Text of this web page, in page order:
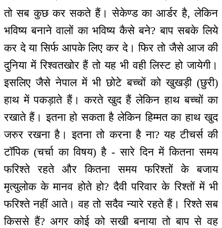
तो सब कुछ कर सकते हैं। सेकेण्ड का आर्डर है, लेकिन
भविष्य बनाने वालों का भविष्य कैसे बने? बाप सबके लिये
कर दे या सिर्फ आपके लिए कर दे। फिर तो जैसे आज की
दुनिया में रिश्वतखोर हैं तो यह भी वही लिस्ट हो जायेगी।
इसलिए जैसे नेपाल में भी छोटे बच्चों को खुखड़ी (छुरी)
हाथ में पकड़ाते हैं। करते खुद हैं लेकिन हाथ बच्चों का
रखाते हैं। इतना हो सकता है लेकिन हिम्मत का हाथ खुद
जरुर रखना है। इतना तो करना है ना? यह टीचर्स की
टॉपिक (चर्चा का विषय) है - सारे दिन में कितना समय
फरिश्ते रहते और कितना समय फरिश्तों के बजाय
मृत्युलोक के मानव होते हो? दैवी परिवार के रिश्तों में भी
फरिश्ते नहीं आते। वह तो सदैव न्यारे रहते हैं। रिश्ते सब
किससे हैं? अगर कोई को सखी बनाया तो बाप से वह